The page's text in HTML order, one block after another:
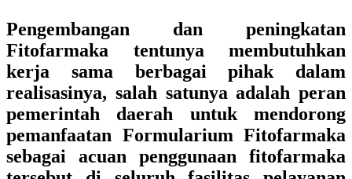
Pengembangan dan peningkatan
Fitofarmaka tentunya membutuhkan
kerja sama berbagai pihak dalam
realisasinya, salah satunya adalah peran
pemerintah daerah untuk mendorong
pemanfaatan Formularium Fitofarmaka
sebagai acuan penggunaan fitofarmaka